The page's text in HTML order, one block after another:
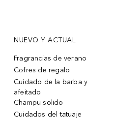
NUEVO Y ACTUAL
Fragrancias de verano
Cofres de regalo
Cuidado de la barba y
afeitado
Champu solido
Cuidados del tatuaje